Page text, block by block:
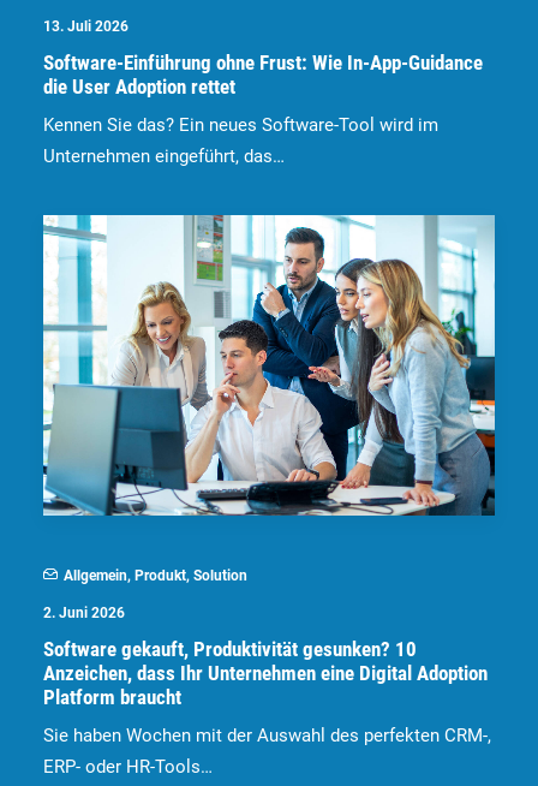
13. Juli 2026
Software-Einführung ohne Frust: Wie In-App-Guidance
die User Adoption rettet
Kennen Sie das? Ein neues Software-Tool wird im
Unternehmen eingeführt, das…
Allgemein, Produkt, Solution
2. Juni 2026
Software gekauft, Produktivität gesunken? 10
Anzeichen, dass Ihr Unternehmen eine Digital Adoption
Platform braucht
Sie haben Wochen mit der Auswahl des perfekten CRM-,
ERP- oder HR-Tools…